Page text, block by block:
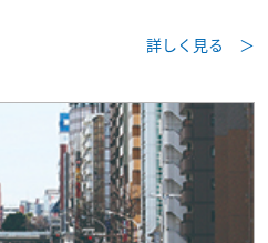
詳しく見る ＞